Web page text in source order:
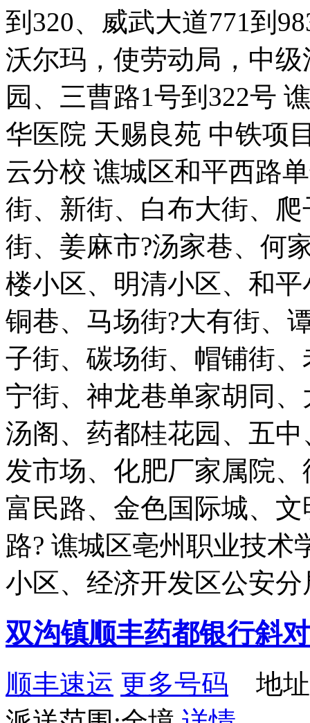
到320、威武大道771到
沃尔玛，使劳动局，中
园、三曹路1号到322号
华医院 天赐良苑 中铁项
云分校 谯城区和平西路
街、新街、白布大街、
街、姜麻市?汤家巷、何
楼小区、明清小区、和
铜巷、马场街?大有街、
子街、碳场街、帽铺街
宁街、神龙巷单家胡同
汤阁、药都桂花园、五
发市场、化肥厂家属院
富民路、金色国际城、
路? 谯城区亳州职业技术
小区、经济开发区公安
双沟镇顺丰药都银行斜
顺丰速运 更多号码 地址